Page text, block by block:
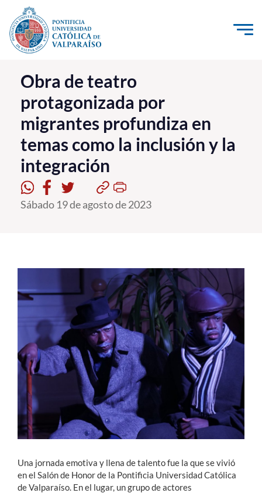
Click acá para ir directamente al contenido
La Universidad
Investigación, Creación e Innovación
PUCV Internacional
Vinculación con el Medio
Admisión
Pregrado
Estudiantes
Académicos
Funcionarios
Alumni
English
Obra de teatro
protagonizada por
migrantes profundiza en
temas como la inclusión y la
integración
Sábado 19 de agosto de 2023
Una jornada emotiva y llena de talento fue la que se vivió
en el Salón de Honor de la Pontificia Universidad Católica
de Valparaíso. En el lugar, un grupo de actores